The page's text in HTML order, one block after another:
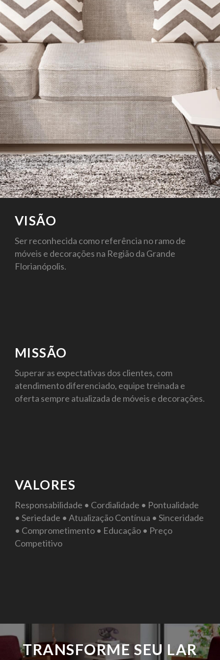
VISÃO
Ser reconhecida como referência no ramo de
móveis e decorações na Região da Grande
Florianópolis.
MISSÃO
Superar as expectativas dos clientes, com
atendimento diferenciado, equipe treinada e
oferta sempre atualizada de móveis e decorações.
VALORES
Responsabilidade • Cordialidade • Pontualidade
• Seriedade • Atualização Contínua • Sinceridade
• Comprometimento • Educação • Preço
Competitivo
TRANSFORME SEU LAR